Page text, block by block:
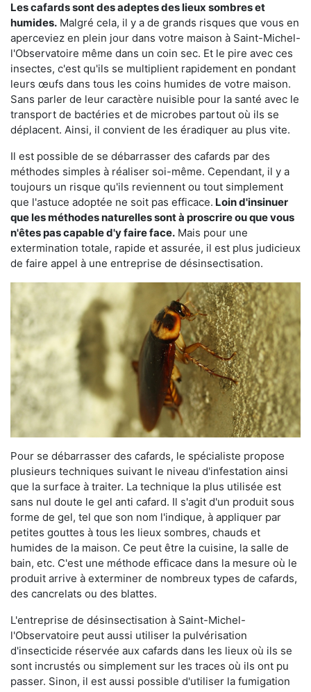
Les cafards sont des adeptes des lieux sombres et
humides. Malgré cela, il y a de grands risques que vous en
aperceviez en plein jour dans votre maison à Saint-Michel-
l'Observatoire même dans un coin sec. Et le pire avec ces
insectes, c'est qu'ils se multiplient rapidement en pondant
leurs œufs dans tous les coins humides de votre maison.
Sans parler de leur caractère nuisible pour la santé avec le
transport de bactéries et de microbes partout où ils se
déplacent. Ainsi, il convient de les éradiquer au plus vite.
Il est possible de se débarrasser des cafards par des
méthodes simples à réaliser soi-même. Cependant, il y a
toujours un risque qu'ils reviennent ou tout simplement
que l'astuce adoptée ne soit pas efficace. Loin d'insinuer
que les méthodes naturelles sont à proscrire ou que vous
n'êtes pas capable d'y faire face. Mais pour une
extermination totale, rapide et assurée, il est plus judicieux
de faire appel à une entreprise de désinsectisation.
Pour se débarrasser des cafards, le spécialiste propose
plusieurs techniques suivant le niveau d'infestation ainsi
que la surface à traiter. La technique la plus utilisée est
sans nul doute le gel anti cafard. Il s'agit d'un produit sous
forme de gel, tel que son nom l'indique, à appliquer par
petites gouttes à tous les lieux sombres, chauds et
humides de la maison. Ce peut être la cuisine, la salle de
bain, etc. C'est une méthode efficace dans la mesure où le
produit arrive à exterminer de nombreux types de cafards,
des cancrelats ou des blattes.
L'entreprise de désinsectisation à Saint-Michel-
l'Observatoire peut aussi utiliser la pulvérisation
d'insecticide réservée aux cafards dans les lieux où ils se
sont incrustés ou simplement sur les traces où ils ont pu
passer. Sinon, il est aussi possible d'utiliser la fumigation